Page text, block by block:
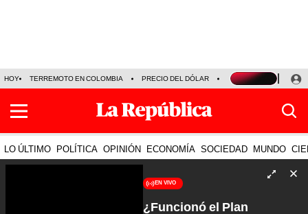
HOY TERREMOTO EN COLOMBIA PRECIO DEL DÓLAR KEIKO FUJIMORI
LO ÚLTIMO POLÍTICA OPINIÓN ECONOMÍA SOCIEDAD MUNDO
EN VIVO
¿Funcionó el Plan